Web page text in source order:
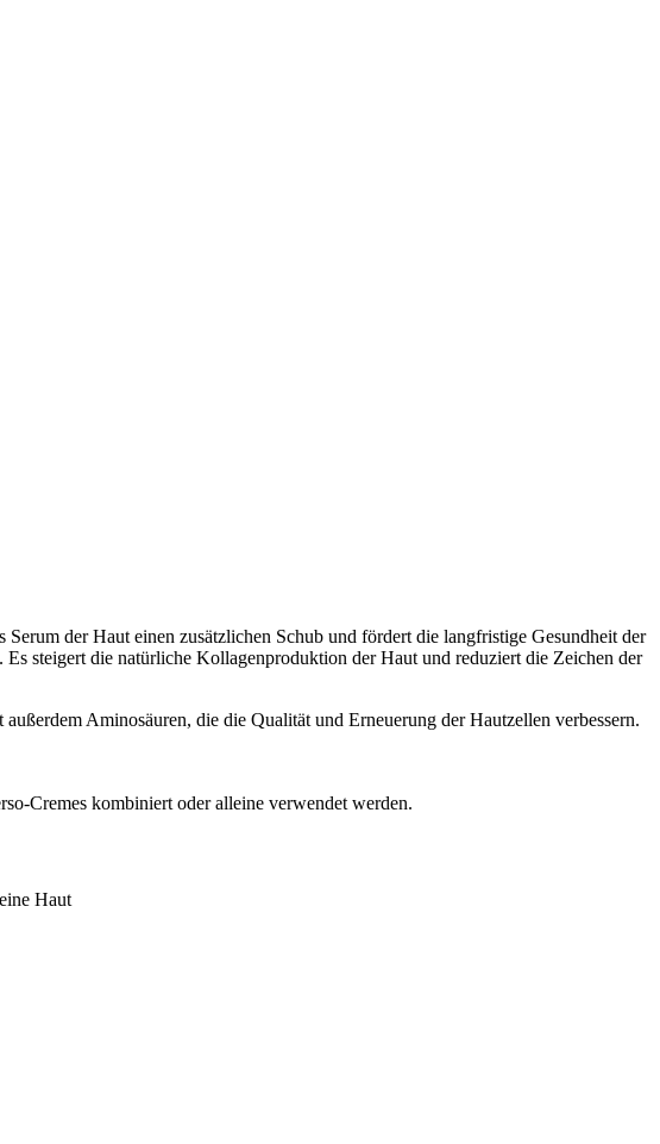
der Haut einen zusätzlichen Schub und fördert die langfristige Gesundheit der
steigert die natürliche Kollagenproduktion der Haut und reduziert die Zeichen der
Aminosäuren, die die Qualität und Erneuerung der Hautzellen verbessern.
Cremes kombiniert oder alleine verwendet werden.
Haut